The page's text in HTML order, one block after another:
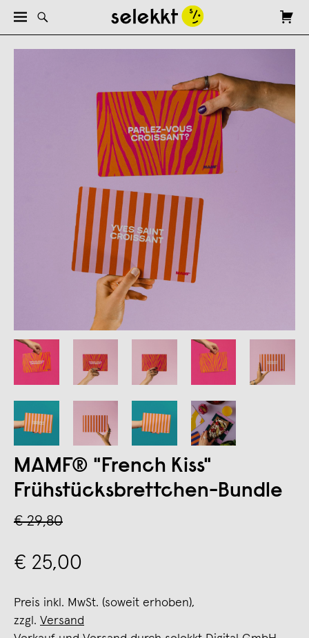
MAMF® "French Kiss"
Frühstücksbrettchen-Bundle
€ 29,80
€ 25,00
Preis inkl. MwSt. (soweit erhoben),
zzgl. Versand